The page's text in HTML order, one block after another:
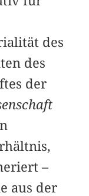
des
des
der
–
aus der